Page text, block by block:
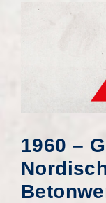
1960 –